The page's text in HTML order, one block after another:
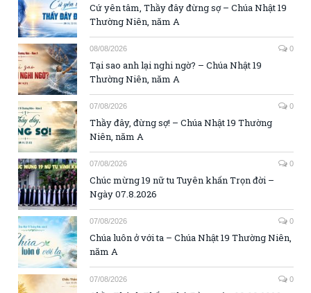
Cứ yên tâm, Thầy đây đừng sợ – Chúa Nhật 19
Thường Niên, năm A
08/08/2026 0
Tại sao anh lại nghi ngờ? – Chúa Nhật 19
Thường Niên, năm A
07/08/2026 0
Thầy đây, đừng sợ! – Chúa Nhật 19 Thường
Niên, năm A
07/08/2026 0
Chúc mừng 19 nữ tu Tuyên khấn Trọn đời –
Ngày 07.8.2026
07/08/2026 0
Chúa luôn ở với ta – Chúa Nhật 19 Thường Niên,
năm A
07/08/2026 0